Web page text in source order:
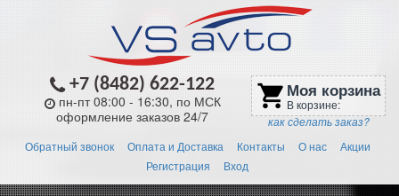
+7 (8482) 622-122
пн-пт 08:00 - 16:30, по МСК
оформление заказов 24/7
shopping_cart Моя корзина
В корзине:
как сделать заказ?
Обратный звонок Оплата и Доставка Контакты О нас
Акции
Регистрация
Вход